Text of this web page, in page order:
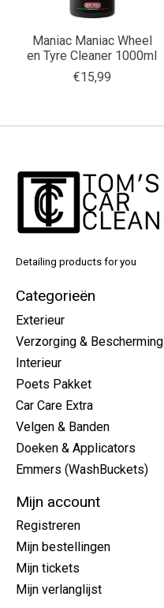
Maniac Maniac Wheel
en Tyre Cleaner 1000ml
€15,99
Detailing products for you
Categorieën
Exterieur
Verzorging & Bescherming
Interieur
Poets Pakket
Car Care Extra
Velgen & Banden
Doeken & Applicators
Emmers (WashBuckets)
Mijn account
Registreren
Mijn bestellingen
Mijn tickets
Mijn verlanglijst